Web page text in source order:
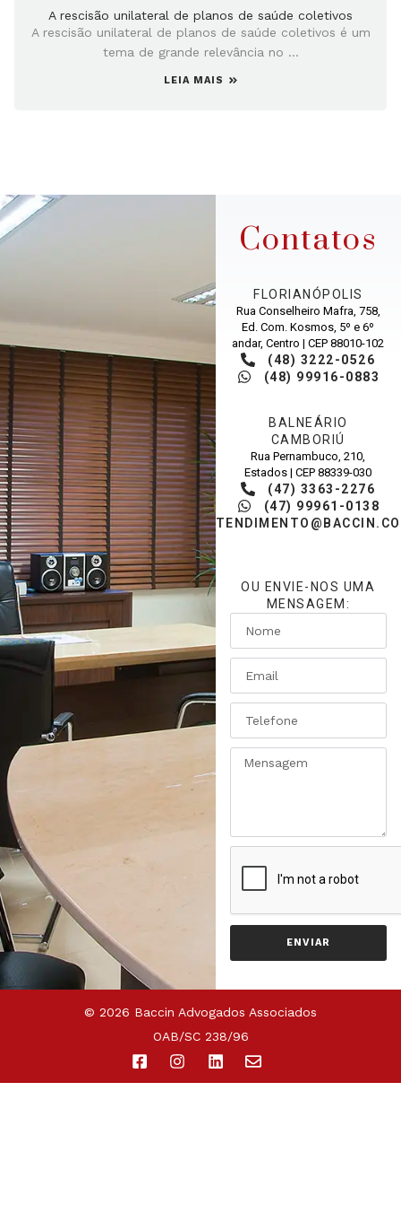
A rescisão unilateral de planos de saúde coletivos
A rescisão unilateral de planos de saúde coletivos é um
tema de grande relevância no ...
LEIA MAIS
Contatos
FLORIANÓPOLIS
Rua Conselheiro Mafra, 758,
Ed. Com. Kosmos, 5º e 6º
andar, Centro | CEP 88010-102
(48) 3222-0526
(48) 99916-0883
BALNEÁRIO
CAMBORIÚ
Rua Pernambuco, 210,
Estados | CEP 88339-030
(47) 3363-2276
(47) 99961-0138
OU ENVIE-NOS UMA
MENSAGEM:
ENVIAR
© 2026 Baccin Advogados Associados
OAB/SC 238/96